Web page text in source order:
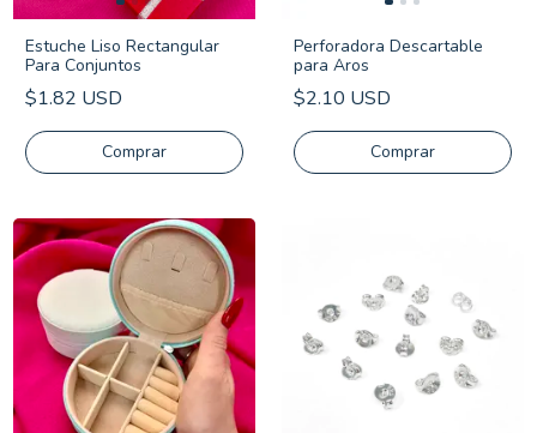
Estuche Liso Rectangular
Para Conjuntos
$1.82 USD
Comprar
Perforadora Descartable
para Aros
$2.10 USD